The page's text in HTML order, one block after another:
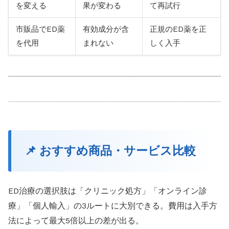
を変える
果が変わる
て再試行
市販品でED薬
を代用
有効成分が含
まれない
正規のED薬を正
しく入手
📌 おすすめ商品・サービス比較
ED治療の選択肢は「クリニック処方」「オンライン診
療」「個人輸入」の3ルートに大別できる。費用は入手方
法によって最大5倍以上の差が出る。